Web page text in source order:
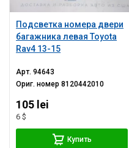
Подсветка номера двери
багажника левая Toyota
Rav4 13-15
Арт.94643
Ориг. номер8120442010
105 lei
6 $
Купить